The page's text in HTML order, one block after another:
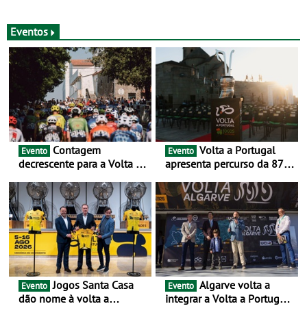
e 10 de Junho
usam os automóveis
exclusivamente em áreas
urbanas
Eventos
Evento
decrescente para a Volta a
as 17 equipas de 2026
Evento
apresenta percurso da 87.ª
novo ciclo rumo ao
centenário
Evento Jogos Santa Casa
dão nome à volta a
Evento
integrar a Volta a Portugal